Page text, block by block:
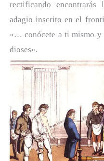
rectificando
adagio inscrito en el
«… conócete a ti mismo y
dioses».